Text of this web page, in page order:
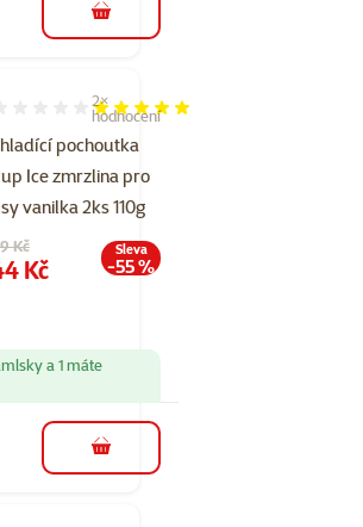
do košíku
pochoutka
Ice zmrzlina pro
vanilka 2ks 110g
Hodnocení 100%, počet hodnocení: 2
2×
hodnocení
cena
Kč
Kč
Sleva
-55 %
a 1 máte
do košíku